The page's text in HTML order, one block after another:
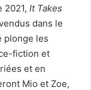
2021, It Takes
dans le
plonge les
fiction et
et en
Mio et Zoe,